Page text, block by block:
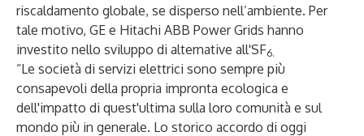
riscaldamento globale, se disperso nell’ambiente. Per
tale motivo, GE e Hitachi ABB Power Grids hanno
investito nello sviluppo di alternative all'SF6.
“Le società di servizi elettrici sono sempre più
consapevoli della propria impronta ecologica e
dell'impatto di quest'ultima sulla loro comunità e sul
mondo più in generale. Lo storico accordo di oggi